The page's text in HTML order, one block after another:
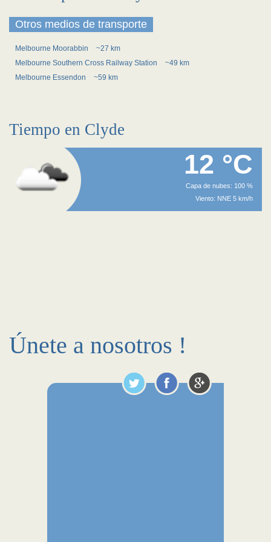
Otros medios de transporte
Melbourne Moorabbin
~27 km
Melbourne Southern Cross Railway Station
~49 km
Melbourne Essendon
~59 km
Tiempo en Clyde
12 °C
Capa de nubes: 100 %
Viento: NNE 5 km/h
Únete a nosotros !